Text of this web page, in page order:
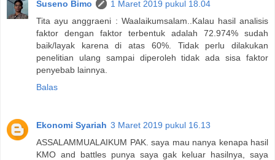
Suseno Bimo
1 Maret 2019 pukul 18.04
Tita ayu anggraeni : Waalaikumsalam..Kalau hasil analisis
faktor dengan faktor terbentuk adalah 72.974% sudah
baik/layak karena di atas 60%. Tidak perlu dilakukan
penelitian ulang sampai diperoleh tidak ada sisa faktor
penyebab lainnya.
Balas
Ekonomi Syariah 3 Maret 2019 pukul 16.13
ASSALAMMUALAIKUM PAK. saya mau nanya kenapa hasil
KMO and battles punya saya gak keluar hasilnya, saya